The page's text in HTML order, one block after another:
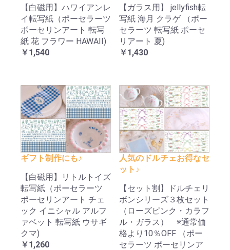
【白磁用】ハワイアンレ
イ転写紙（ポーセラーツ
ポーセリンアート 転写
紙 花 フラワー HAWAII)
￥1,540
【ガラス用】 jellyfish転
写紙 海月 クラゲ （ポー
セラーツ 転写紙 ポーセ
リアート 夏)
￥1,430
ギフト制作にも♪
【白磁用】リトルトイズ
転写紙（ポーセラーツ
ポーセリンアート チェ
ック イニシャル アルフ
ァベット 転写紙 ウサギ
クマ)
￥1,260
人気のドルチェお得なセ
ット♪
【セット割】ドルチェリ
ボンシリーズ３枚セット
（ローズピンク・カラフ
ル・ガラス） ※通常価
格より10％OFF （ポー
セラーツ ポーセリンア